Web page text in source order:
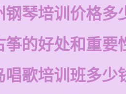
钢琴培训价格多
筝的好处和重要
唱歌培训班多少